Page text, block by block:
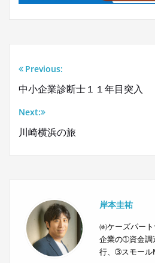
投
稿
ナ
シ
ョ
Previous:
中小企業診断士１１年目突入
Next:
川崎横浜の旅
岸本圭祐
㈱ケーズパー
企業の➀資金調
行、➂スモール